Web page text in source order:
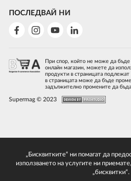
ПОСЛЕДВАЙ НИ
При спор, който не може да бъде
онлайн магазин, можете да
продукти в страницата
в страницата може да бъде
задължително промените да
Supermag © 2023
„Бисквитките“ ни помагат да
използването на услугите ни
„бисквитки“.